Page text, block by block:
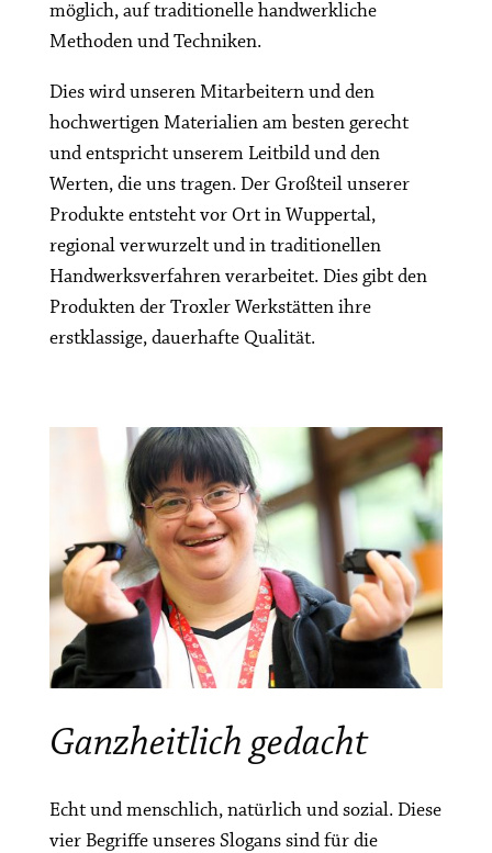
möglich, auf traditionelle handwerkliche
Methoden und Techniken.
Dies wird unseren Mitarbeitern und den
hochwertigen Materialien am besten gerecht
und entspricht unserem Leitbild und den
Werten, die uns tragen. Der Großteil unserer
Produkte entsteht vor Ort in Wuppertal,
regional verwurzelt und in traditionellen
Handwerksverfahren verarbeitet. Dies gibt den
Produkten der Troxler Werkstätten ihre
erstklassige, dauerhafte Qualität.
Ganzheitlich gedacht
Echt und menschlich, natürlich und sozial. Diese
vier Begriffe unseres Slogans sind für die